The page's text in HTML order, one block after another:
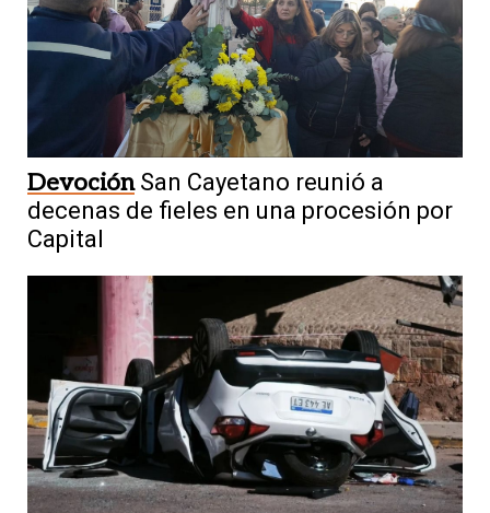
Devoción San Cayetano reunió a
decenas de fieles en una procesión por
Capital